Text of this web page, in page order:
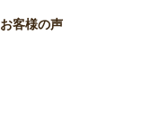
お客様の声